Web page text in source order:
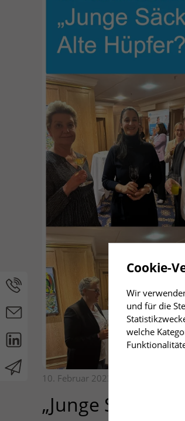
10. Februar 2023, 14:16 Uhr
„Junge Säcke
Cookie-
Wir
und für die
welche